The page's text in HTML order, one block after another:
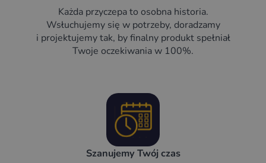
Każda przyczepa to osobna historia.
Wsłuchujemy się w potrzeby, doradzamy
i projektujemy tak, by finalny produkt spełniał
Twoje oczekiwania w 100%.
Szanujemy Twój czas